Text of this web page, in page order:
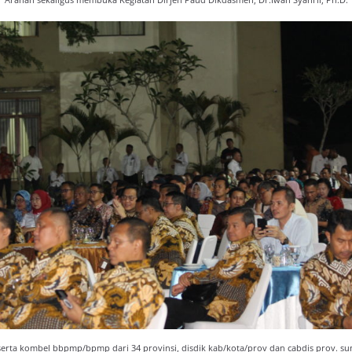
kombel bbpmp/bpmp dari 34 provinsi, disdik kab/kota/prov dan cabdis prov.